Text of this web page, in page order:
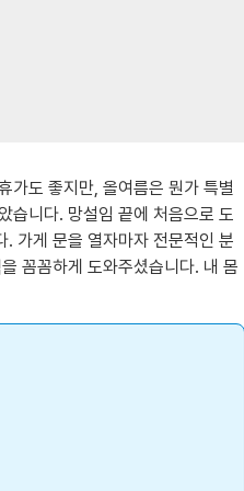
가도 좋지만, 올여름은 뭔가 특별
습니다. 망설임 끝에 처음으로 도
가게 문을 열자마자 전문적인 분
꼼꼼하게 도와주셨습니다. 내 몸